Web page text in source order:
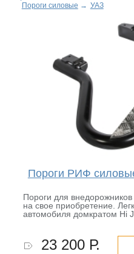
Пороги силовые → УАЗ
Пороги РИФ
Пороги для
на свое приобретение.
автомобиля домкратом Hi
23 200 Р.